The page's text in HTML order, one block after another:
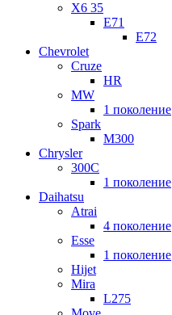
X6 35
E71
E72
Chevrolet
Cruze
HR
MW
1 поколение
Spark
M300
Chrysler
300C
1 поколение
Daihatsu
Atrai
4 поколение
Esse
1 поколение
Hijet
Mira
L275